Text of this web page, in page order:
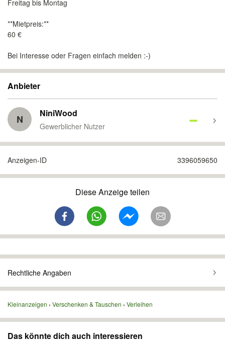
Freitag bis Montag
**Mietpreis:**
60 €
Bei Interesse oder Fragen einfach melden :-)
Anbieter
N NiniWood
Gewerblicher Nutzer
Anzeigen-ID 3396059650
Diese Anzeige teilen
Rechtliche Angaben
Kleinanzeigen Verschenken & Tauschen Verleihen
Das könnte dich auch interessieren